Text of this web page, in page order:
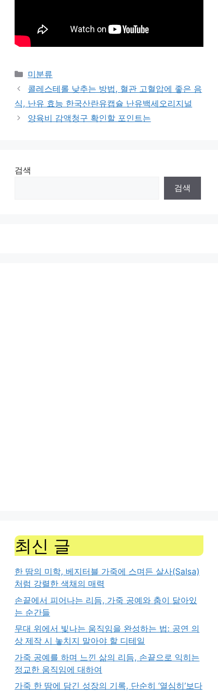
Categories
미분류
콜레스테롤 낮추는 방법, 혈관 고혈압에 좋은 음
식, 난유 효능 한국산란유캡슐 난유백세오리지널
양육비 감액청구 확인할 포인트는
검색
검색
최신 글
한 땀의 미학, 베지터블 가죽에 스며든 살사(Salsa)
처럼 강렬한 색채의 매력
손끝에서 피어나는 리듬, 가죽 공예와 춤이 닮아있
는 순간들
무대 위에서 빛나는 움직임을 완성하는 법: 공연 의
상 제작 시 놓치지 말아야 할 디테일
가죽 공예를 하며 느낀 삶의 리듬, 손끝으로 익히는
정교한 움직임에 대하여
가죽 한 땀에 담긴 성장의 기록, 단순히 ‘열심히’보다